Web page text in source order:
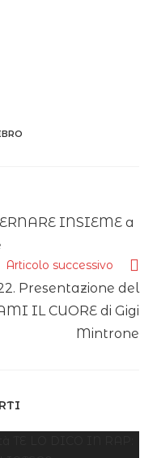
INSIEME a
Articolo successivo
Presentazione del
IL CUORE di Gigi
Mintrone